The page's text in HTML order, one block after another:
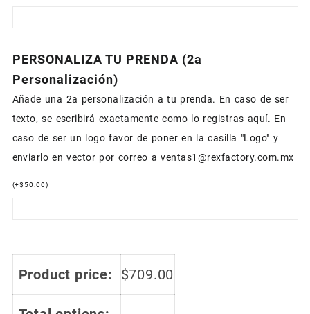
PERSONALIZA TU PRENDA (2a
Personalización)
Añade una 2a personalización a tu prenda. En caso de ser
texto, se escribirá exactamente como lo registras aquí. En
caso de ser un logo favor de poner en la casilla "Logo" y
enviarlo en vector por correo a ventas1@rexfactory.com.mx
(+$50.00)
Product price: $709.00